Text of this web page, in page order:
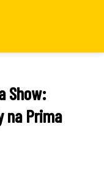
Show:
na Prima